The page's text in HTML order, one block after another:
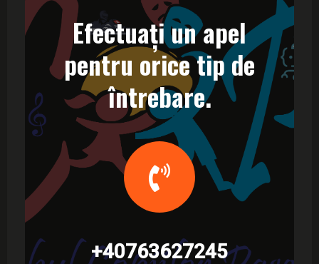
Efectuați un apel
pentru orice tip de
întrebare.
+40763627245